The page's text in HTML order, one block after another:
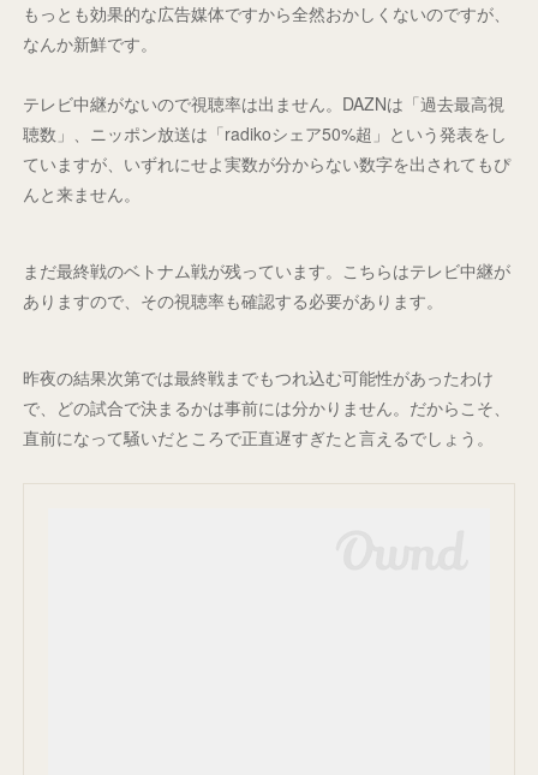
もっとも効果的な広告媒体ですから全然おかしくないのですが、
なんか新鮮です。
テレビ中継がないので視聴率は出ません。DAZNは「過去最高視
聴数」、ニッポン放送は「radikoシェア50%超」という発表をし
ていますが、いずれにせよ実数が分からない数字を出されてもぴ
んと来ません。
まだ最終戦のベトナム戦が残っています。こちらはテレビ中継が
ありますので、その視聴率も確認する必要があります。
昨夜の結果次第では最終戦までもつれ込む可能性があったわけ
で、どの試合で決まるかは事前には分かりません。だからこそ、
直前になって騒いだところで正直遅すぎたと言えるでしょう。